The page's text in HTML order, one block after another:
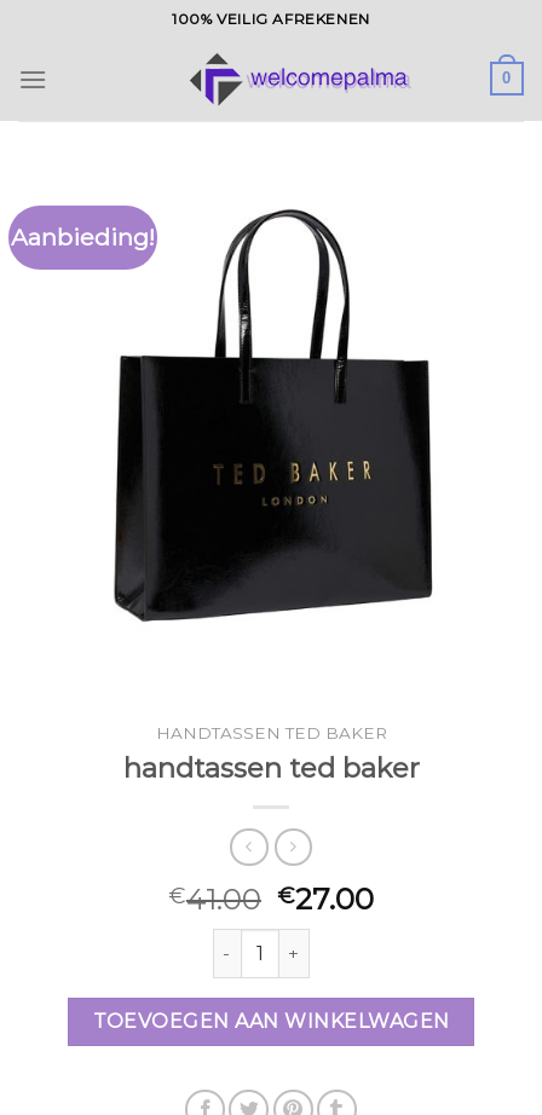
inhoud
100% VEILIG AFREKENEN
0
Aanbieding!
HANDTASSEN TED BAKER
handtassen ted baker
€41.00 €27.00
handtassen ted baker aantal
TOEVOEGEN AAN WINKELWAGEN